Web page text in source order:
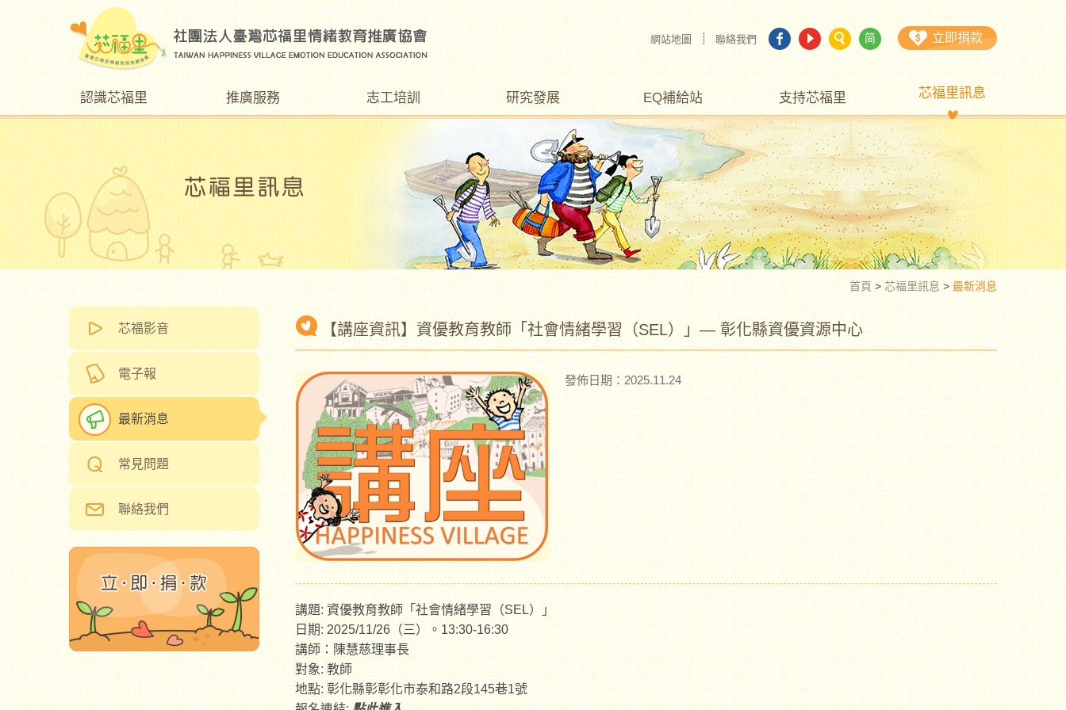
網站地圖 聯絡我們 简 立即捐款
認識芯福里 推廣服務 志工培訓 研究發展 EQ補給站 支持芯福里 芯福里訊息
首頁>芯福里訊息>最新消息
芯福影音
電子報
最新消息
常見問題
聯絡我們
【講座資訊】資優教育教師「社會情緒學習（SEL）」— 彰化縣資優資源中心
發佈日期：2025.11.24
講題: 資優教育教師「社會情緒學習（SEL）」
日期: 2025/11/26（三）。13:30-16:30
講師：陳慧慈理事長
對象: 教師
地點: 彰化縣彰彰化市泰和路2段145巷1號